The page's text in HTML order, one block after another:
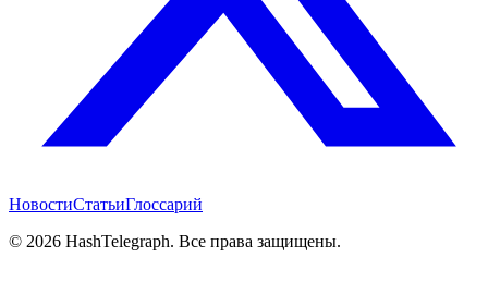
НовостиСтатьиГлоссарий
© 2026 HashTelegraph. Все права защищены.